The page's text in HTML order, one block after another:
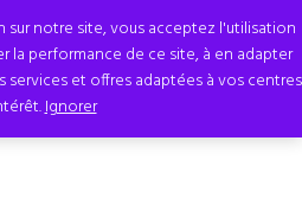
notre site, vous acceptez l'utilisation
la performance de ce site, à en adapter
et offres adaptées à vos centres
Ignorer